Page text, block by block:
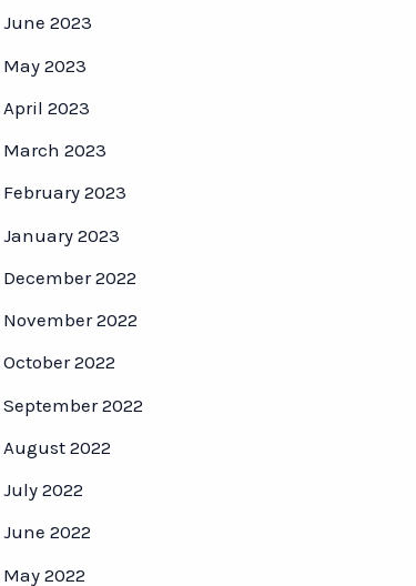
June 2023
May 2023
April 2023
March 2023
February 2023
January 2023
December 2022
November 2022
October 2022
September 2022
August 2022
July 2022
June 2022
May 2022